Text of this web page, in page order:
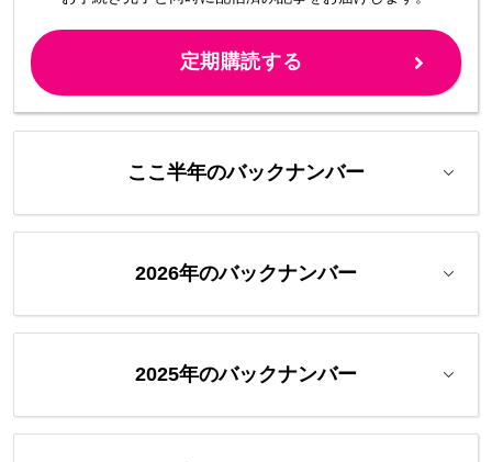
定期購読する
ここ半年のバックナンバー
2026年のバックナンバー
2025年のバックナンバー